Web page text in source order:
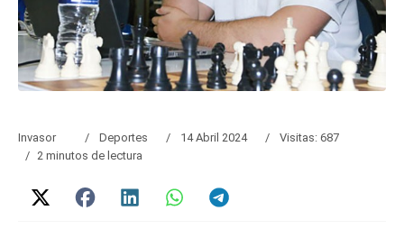
Invasor Deportes 14 Abril 2024
Visitas: 687
2 minutos de lectura